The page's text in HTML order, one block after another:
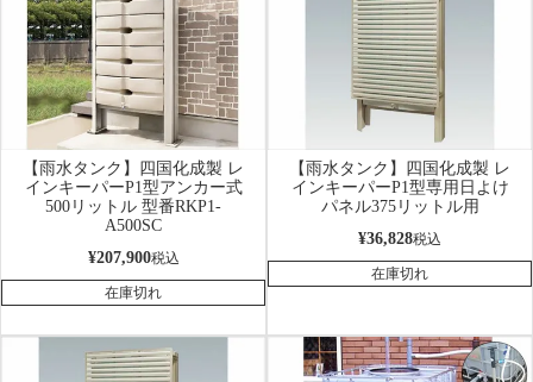
【雨水タンク】四国化成製 レ
インキーパーP1型アンカー式
500リットル 型番RKP1-
A500SC
¥207,900税込
在庫切れ
【雨水タンク】四国化成製 レ
インキーパーP1型専用日よけ
パネル375リットル用
¥36,828税込
在庫切れ